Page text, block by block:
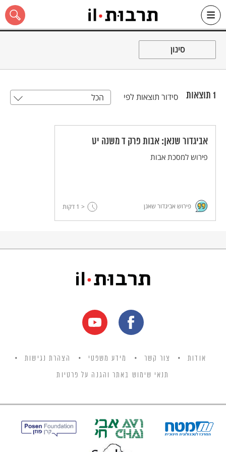
Skip
כל האתר
סינון
1 תוצאות סידור תוצאות לפי הכל
אביגדור שנאן: אבות פרק ד משנה יט
פירוש למסכת אבות
פירוש אביגדור שאנן < 1 דקות
אודות צור קשר מידע משפטי הצהרת נגישות
תנאי שימוש באתר והגנה על פרטיות